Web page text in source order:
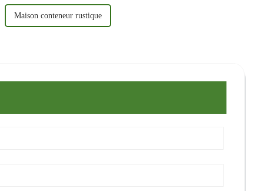
Maison conteneur rustique